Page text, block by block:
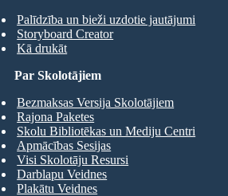
Palīdzība un bieži uzdotie jautājumi
Storyboard Creator
Kā drukāt
Par Skolotājiem
Bezmaksas Versija Skolotājiem
Rajona Paketes
Skolu Bibliotēkas un Mediju Centri
Apmācības Sesijas
Visi Skolotāju Resursi
Darblapu Veidnes
Plakātu Veidnes